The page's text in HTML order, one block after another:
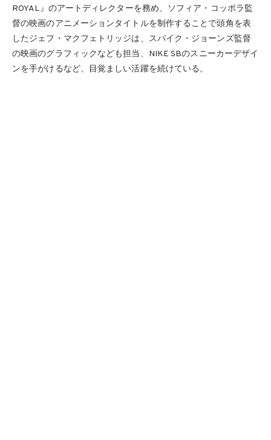
ROYAL』のアートディレクターを務め、ソフィア・コッポラ監
督の映画のアニメーションタイトルを制作することで頭角を表
したジェフ・マクフェトリッジは、スパイク・ジョーンズ監督
の映画のグラフィックなども担当、NIKE SBのスニーカーデザイ
ンを手がけるなど、目覚ましい活躍を続けている。